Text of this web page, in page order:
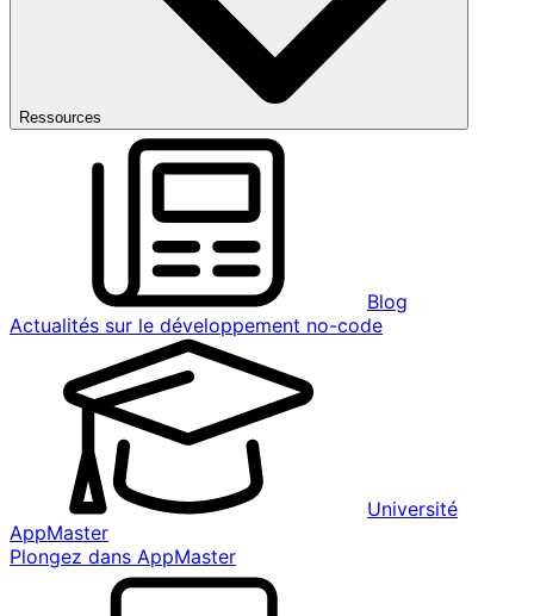
Ressources
Blog
Actualités sur le développement no-code
Université
AppMaster
Plongez dans AppMaster